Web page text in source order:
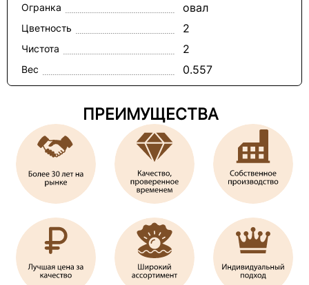
Огранка овал
Цветность 2
Чистота 2
Вес 0.557
ПРЕИМУЩЕСТВА